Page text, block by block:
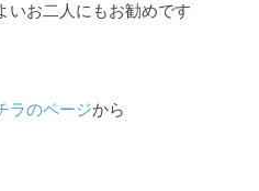
いお二人にもお勧めです
ラのページから